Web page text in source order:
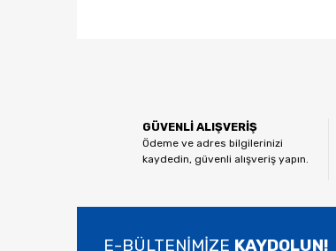
Ürün açıklamasında eksik bilgiler bulunuyor.
Ürün bilgilerinde hatalar bulunuyor.
GÜVENLİ ALIŞVERİŞ
Ödeme ve adres bilgilerinizi
kaydedin, güvenli alışveriş yapın.
E-BÜLTENİMİZE KAYDOLUN!